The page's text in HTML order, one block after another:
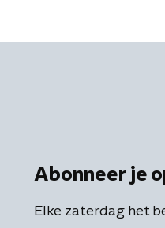
Abonneer je
Elke zaterdag het